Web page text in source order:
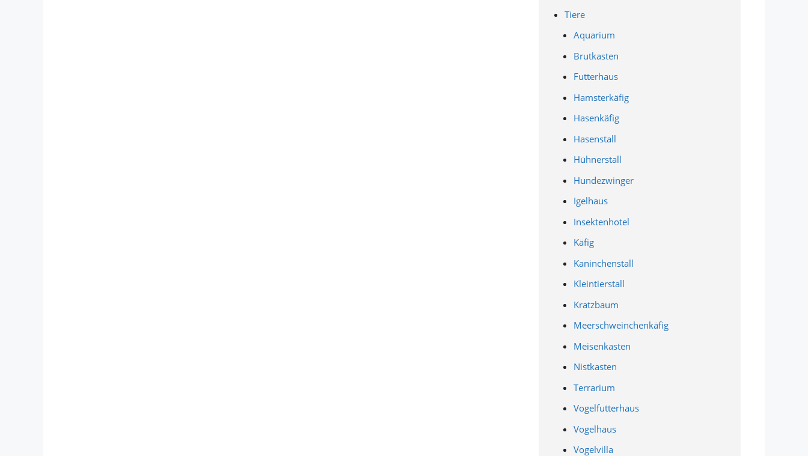
Tiere
Aquarium
Brutkasten
Futterhaus
Hamsterkäfig
Hasenkäfig
Hasenstall
Hühnerstall
Hundezwinger
Igelhaus
Insektenhotel
Käfig
Kaninchenstall
Kleintierstall
Kratzbaum
Meerschweinchenkäfig
Meisenkasten
Nistkasten
Terrarium
Vogelfutterhaus
Vogelhaus
Vogelvilla